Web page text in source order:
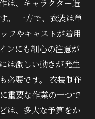
は、キャラクター造
。 一方で、衣装は単
フやキャストが着用
ンにも細心の注意が
は激しい動きが発生
必要です。 衣装制作
重要な作業の一つで
は、多大な予算をか